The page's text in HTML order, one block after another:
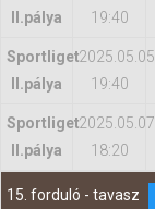
II.pálya
19:40
Sportliget
II.pálya
2025.05.05
19:40
Sportliget
II.pálya
2025.05.07
18:20
15. forduló - tavasz